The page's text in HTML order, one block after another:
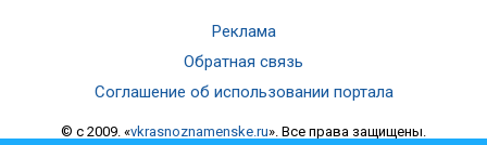
Реклама
Обратная связь
Соглашение об использовании портала
© c 2009. «vkrasnoznamenske.ru». Все права защищены.